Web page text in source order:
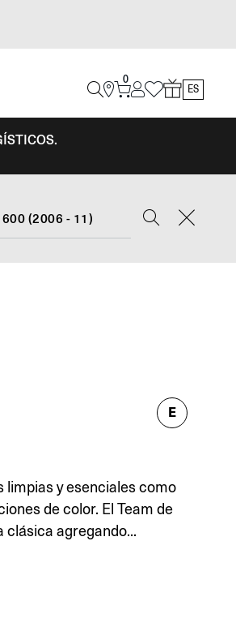
0
ES
600 (2006 - 11)
E
limpias y esenciales como
de color. El Team de
clásica agregando...